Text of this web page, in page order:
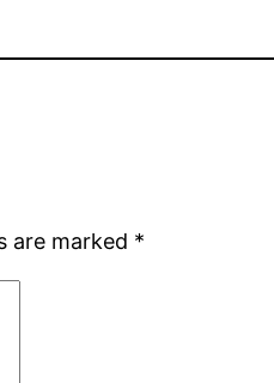
are marked *